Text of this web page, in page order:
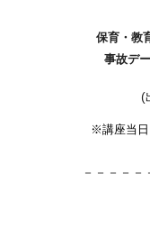
保育・教
事故デ
(
※講座当日
－－－－－